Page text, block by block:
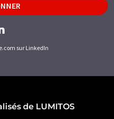
sur LinkedIn
de LUMITOS